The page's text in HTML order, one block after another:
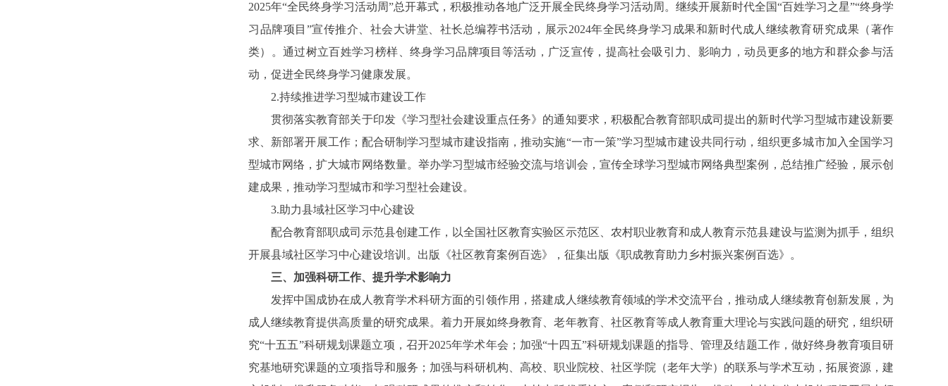
2025年“全民终身学习活动周”总开幕式，积极推动各地广泛开展全民终身学习活动周。继续开展新时代全国“百姓学习之星”“终身学
习品牌项目”宣传推介、社会大讲堂、社长总编荐书活动，展示2024年全民终身学习成果和新时代成人继续教育研究成果（著作
类）。通过树立百姓学习榜样、终身学习品牌项目等活动，广泛宣传，提高社会吸引力、影响力，动员更多的地方和群众参与活
动，促进全民终身学习健康发展。
2.持续推进学习型城市建设工作
贯彻落实教育部关于印发《学习型社会建设重点任务》的通知要求，积极配合教育部职成司提出的新时代学习型城市建设新要
求、新部署开展工作；配合研制学习型城市建设指南，推动实施“一市一策”学习型城市建设共同行动，组织更多城市加入全国学习
型城市网络，扩大城市网络数量。举办学习型城市经验交流与培训会，宣传全球学习型城市网络典型案例，总结推广经验，展示创
建成果，推动学习型城市和学习型社会建设。
3.助力县域社区学习中心建设
配合教育部职成司示范县创建工作，以全国社区教育实验区示范区、农村职业教育和成人教育示范县建设与监测为抓手，组织
开展县域社区学习中心建设培训。出版《社区教育案例百选》，征集出版《职成教育助力乡村振兴案例百选》。
三、加强科研工作、提升学术影响力
发挥中国成协在成人教育学术科研方面的引领作用，搭建成人继续教育领域的学术交流平台，推动成人继续教育创新发展，为
成人继续教育提供高质量的研究成果。着力开展如终身教育、老年教育、社区教育等成人教育重大理论与实践问题的研究，组织研
究“十五五”科研规划课题立项，召开2025年学术年会；加强“十四五”科研规划课题的指导、管理及结题工作，做好终身教育项目研
究基地研究课题的立项指导和服务；加强与科研机构、高校、职业院校、社区学院（老年大学）的联系与学术互动，拓展资源，建